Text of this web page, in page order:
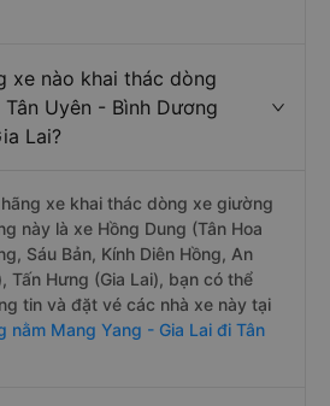
xe nào khai thác dòng
Uyên - Bình Dương
Lai?
xe khai thác dòng xe giường
này là xe Hồng Dung (Tân Hoa
Sáu Bản, Kính Diên Hồng, An
Tấn Hưng (Gia Lai), bạn có thể
tin và đặt vé các nhà xe này tại
nằm Mang Yang - Gia Lai đi Tân